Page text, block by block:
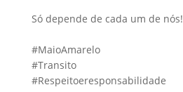
Só depende de cada um de nós!
#MaioAmarelo
#Transito
#Respeitoeresponsabilidade